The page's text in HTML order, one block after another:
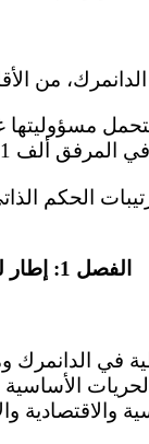
ألف (ألف 2) المتعلق
الفصل 1: إطار للعمل على تحقيق المساواة
في